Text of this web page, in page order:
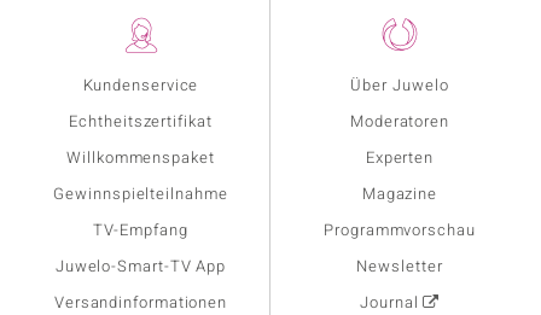
Kundenservice
Echtheitszertifikat
Willkommenspaket
Gewinnspielteilnahme
TV-Empfang
Juwelo-Smart-TV App
Versandinformationen
Über Juwelo
Moderatoren
Experten
Magazine
Programmvorschau
Newsletter
Journal